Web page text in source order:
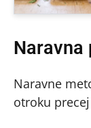
Naravna
Naravne
otroku